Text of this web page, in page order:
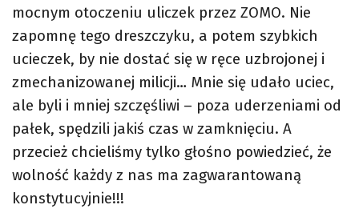
mocnym otoczeniu uliczek przez ZOMO. Nie
zapomnę tego dreszczyku, a potem szybkich
ucieczek, by nie dostać się w ręce uzbrojonej i
zmechanizowanej milicji… Mnie się udało uciec,
ale byli i mniej szczęśliwi – poza uderzeniami od
pałek, spędzili jakiś czas w zamknięciu. A
przecież chcieliśmy tylko głośno powiedzieć, że
wolność każdy z nas ma zagwarantowaną
konstytucyjnie!!!